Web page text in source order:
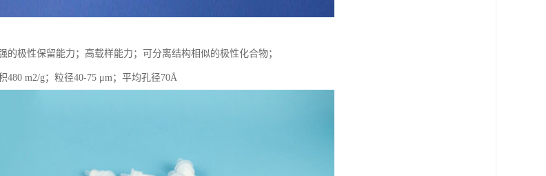
的极性保留能力；高载样能力；可分离结构相似的极性化合物；
480 m2/g；粒径40-75 μm；平均孔径70Å